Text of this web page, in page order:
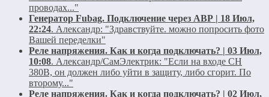
проводах..."
Генератор Fubag. Подключение через АВР | 18 Июл,
22:24. Александр: "Здравствуйте. можно попросить фото
Вашей переделки"
Реле напряжения. Как и когда подключать? | 03 Июл,
10:08. Александр/СамЭлектрик: "Если на входе СН
380В, он должен либо уйти в защиту, либо сгорит. По
второму..."
Реле напряжения. Как и когда подключать? | 02 Июл,